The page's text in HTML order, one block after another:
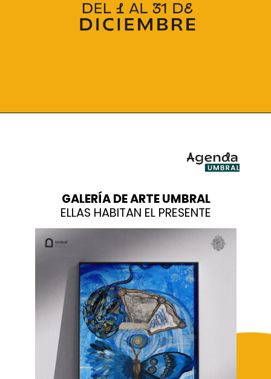
GALERÍA DE ARTE UMBRAL
ELLAS HABITAN EL PRESENTE